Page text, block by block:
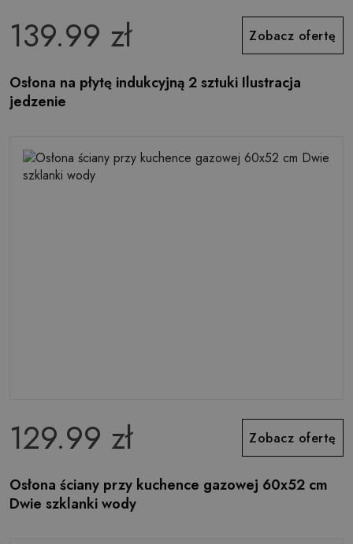
139.99 zł Zobacz ofertę
Osłona na płytę indukcyjną 2 sztuki Ilustracja
jedzenie
129.99 zł Zobacz ofertę
Osłona ściany przy kuchence gazowej 60x52 cm
Dwie szklanki wody